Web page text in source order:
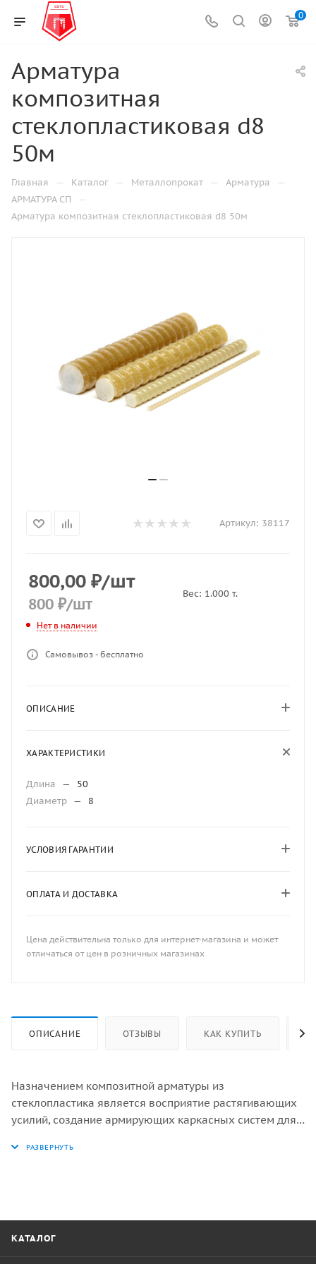
0
Арматура
композитная
стеклопластиковая d8
50м
Главная — Каталог — Металлопрокат — Арматура —
АРМАТУРА СП —
Арматура композитная стеклопластиковая d8 50м
Артикул: 38117
800,00 ₽/шт
800 ₽/шт
Нет в наличии
Вес: 1.000 т.
Самовывоз - бесплатно
ОПИСАНИЕ
ХАРАКТЕРИСТИКИ
Длина —
50
Диаметр — 8
УСЛОВИЯ ГАРАНТИИ
ОПЛАТА И ДОСТАВКА
Цена действительна только для интернет-магазина и может
отличаться от цен в розничных магазинах
ОПИСАНИЕ ОТЗЫВЫ КАК КУПИТЬ
Назначением композитной арматуры из
стеклопластика является восприятие растягивающих
усилий, создание армирующих каркасных систем для
стеклопластиковой арматуры достаточно
СПА используется:
При армировании стен и перекрытий из кирпича,
КАТАЛОГ